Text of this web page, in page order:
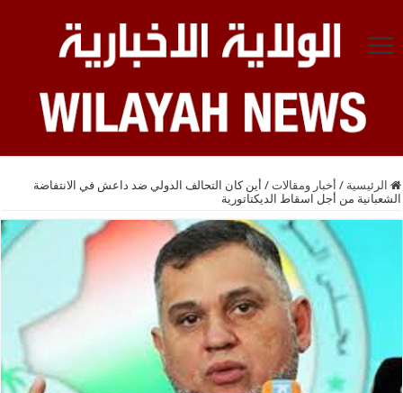
الرئيسية / أخبار ومقالات / أين كان التحالف الدولي ضد داعش في الانتفاضة
الشعبانية من أجل اسقاط الديكتاتورية